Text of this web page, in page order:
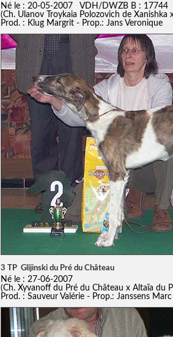
Né le : 20-05-2007 VDH/DWZB B : 17744
(Ch. Ulanov Troykaia Polozovich de Xanishka
Prod. : Klug Margrit - Prop.: Jans Veronique
3 TP Glijinski du Pré du Château
Né le : 27-06-2007
(Ch. Xyvanoff du Pré du Château x Altaïa du
Prod. : Sauveur Valérie - Prop.: Janssens Marc